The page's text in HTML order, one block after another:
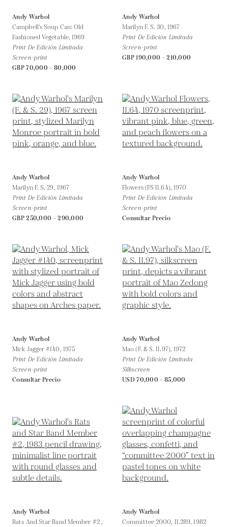
Andy Warhol
Campbell's Soup Can: Old
Fashioned Vegetable,1969
Print De Edición Limitada
Screen-print
GBP 70,000 - 80,000
Andy Warhol
Marilyn F. S. 30, 1967
Print De Edición Limitada
Screen-print
GBP 190,000 - 210,000
Andy Warhol
Marilyn F. S. 29, 1967
Print De Edición Limitada
Screen-print
GBP 250,000 - 290,000
Andy Warhol
Flowers (FS II.64), 1970
Print De Edición Limitada
Screen-print
Consultar Precio
Andy Warhol
Mick Jagger #140, 1975
Print De Edición Limitada
Screen-print
Consultar Precio
Andy Warhol
Mao (F. & S. II.97),1972
Print De Edición Limitada
Silkscreen
USD 70,000 - 85,000
Andy Warhol
Rats And Star Band Member #2 ,
Andy Warhol
Committee 2000, II.289,1982